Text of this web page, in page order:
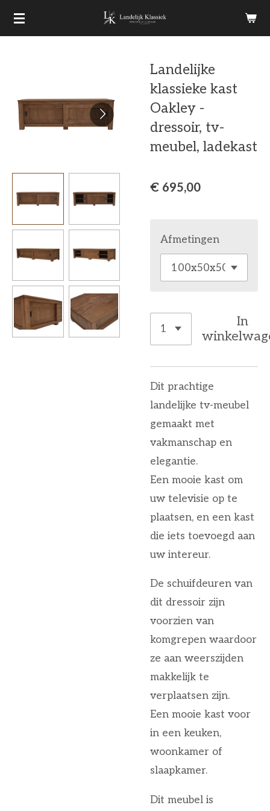
Ga
direct
Landelijke
klassieke kast
Oakley -
dressoir, tv-
meubel, ladekast
€ 695,00
Afmetingen
In
Dit prachtige
landelijke tv-meubel
gemaakt met
vakmanschap en
elegantie.
Een mooie kast om
uw televisie op te
plaatsen, en een kast
die iets toevoegd aan
uw intereur.
De schuifdeuren van
dit dressoir zijn
voorzien van
komgrepen waardoor
ze aan weerszijden
makkelijk te
verplaatsen zijn.
Een mooie kast voor
in een keuken,
woonkamer of
slaapkamer.
Dit meubel is